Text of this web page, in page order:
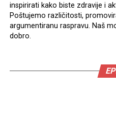
inspirirati kako biste zdravije i
Poštujemo različitosti,
argumentiranu raspravu. Naš
dobro.